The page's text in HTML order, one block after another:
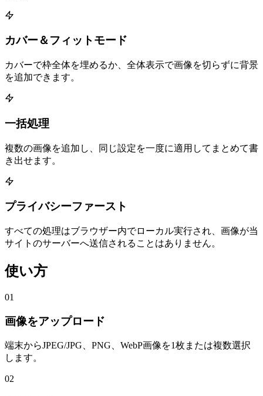
カバー＆フィットモード
カバーで枠全体を埋めるか、全体表示で画像を切らずに背景
を追加できます。
一括処理
複数の画像を追加し、同じ設定を一度に適用してまとめて書
き出せます。
プライバシーファースト
すべての処理はブラウザー内でローカル実行され、画像が当
サイトのサーバーへ送信されることはありません。
使い方
01
画像をアップロード
端末からJPEG/JPG、PNG、WebP画像を1枚または複数選択
します。
02